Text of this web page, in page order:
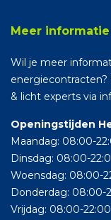
Meer informatie
Wil je meer
energiecontracten?
& licht experts via
Openingstijden
Maandag: 08:00-
Dinsdag: 08:00-
Woensdag: 08:00-
Donderdag: 08:00-
Vrijdag: 08:00-22:00